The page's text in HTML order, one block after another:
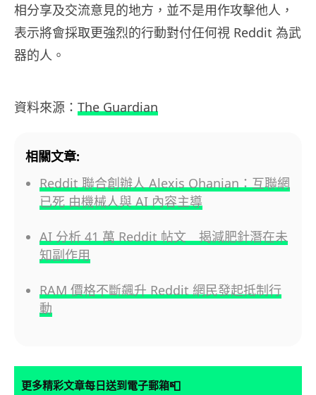
相分享及交流意見的地方，並不是用作攻擊他人，
表示將會採取更強烈的行動對付任何視 Reddit 為武
器的人。
資料來源： The Guardian
相關文章:
Reddit 聯合創辦人 Alexis Ohanian：互聯網
已死 由機械人與 AI 內容主導
AI 分析 41 萬 Reddit 帖文 揭減肥針潛在未
知副作用
RAM 價格不斷飆升 Reddit 網民發起抵制行
動
更多精彩文章每日送到電子郵箱📮